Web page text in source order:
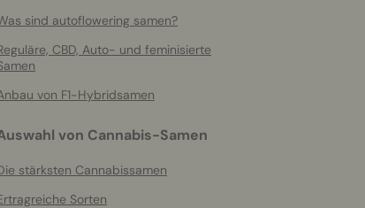
sind autoflowering samen?
CBD, Auto- und feminisierte
von F1-Hybridsamen
von Cannabis-Samen
stärksten Cannabissamen
Sorten